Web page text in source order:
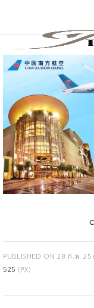
เนื้อหา
PUBLISHED ON28 ก.พ.
525 (PX)